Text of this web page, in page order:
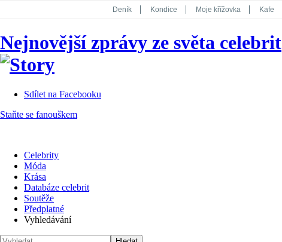
Deník Kondice Moje křížovka Kafe
Koktejl
Nejnovější zprávy ze světa celebrit
Sdílet na Facebooku
Staňte se fanouškem
Celebrity
Móda
Krása
Databáze celebrit
Soutěže
Předplatné
Vyhledávání